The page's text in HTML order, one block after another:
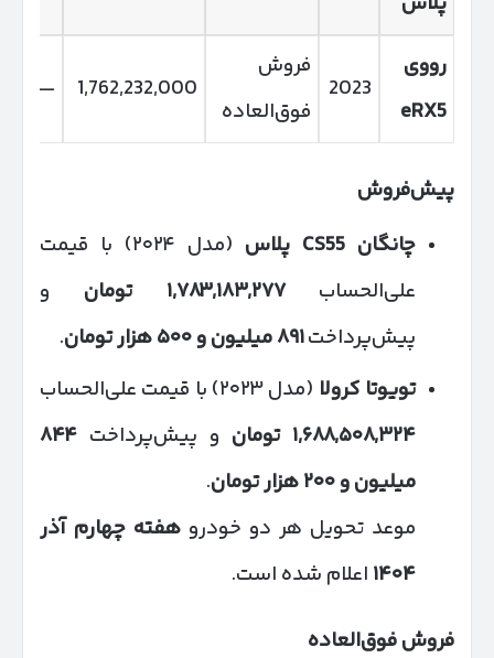
رووی
eRX5
2023
فروش
فوق‌العاده
1,762,232,000
—
پیش‌فروش
چانگان
پلاس
(مدل ۲۰۲۴) با قیمت
علی‌الحساب۱,۷۸۳,۱۸۳,۲۷۷ تومان و
پیش‌پرداخت۸۹۱میلیون و۵۰۰هزار تومان.
تویوتا کرولا (مدل ۲۰۲۳) با قیمت علی‌الحساب
۱,۶۸۸,۵۰۸,۳۲۴ تومان و پیش‌پرداخت ۸۴۴
میلیون و۲۰۰هزار تومان.
موعد تحویل هر دو خودرو هفته چهارم آذر
۱۴۰۴ اعلام شده است.
فروش فوق‌العاده